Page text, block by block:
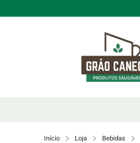
Início Loja Bebidas